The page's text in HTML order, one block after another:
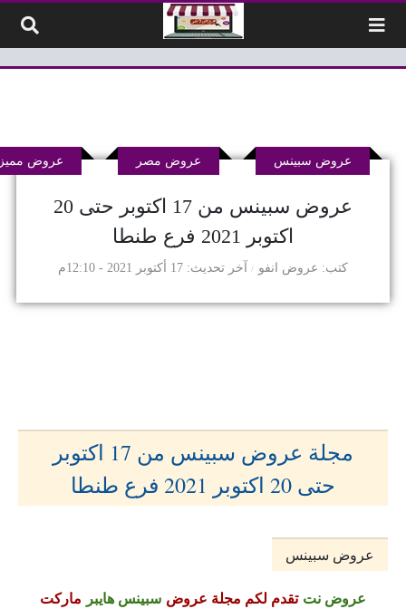
عروض سبينس من 17 اكتوبر حتى 20
اكتوبر 2021 فرع طنطا
كتب عروض انفو
عروض سبينس عروض مصر عروض
آخر تحديث 17 أكتوبر 2021 - 12:10م
مجلة عروض سبينس من 17 اكتوبر
حتى 20 اكتوبر 2021 فرع طنطا
عروض سبينس
عروض نت تقدم لكم مجلة عروض سبينس هايبر ماركت